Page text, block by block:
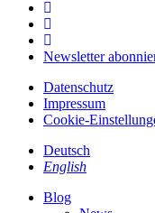
Newsletter
Datenschutz
Impressum
Cookie-
Deutsch
English
Blog